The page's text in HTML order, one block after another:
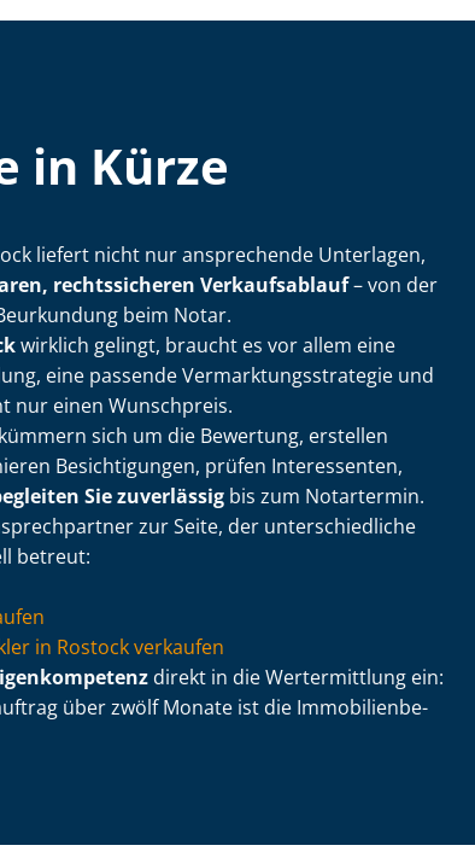
in Kürze
liefert nicht nur ansprechende Unterlagen,
rechtssicheren Verkaufsablauf– von der
beim Notar.
wirklich gelingt, braucht es vor allem eine
eine passende Ver­mark­tungs­stra­te­gie und
nur einen Wunschpreis.
sich um die Bewertung, erstellen
Besichtigungen, prüfen Interessenten,
Sie zuverlässig bis zum Notartermin.
zur Seite, der un­ter­schied­li­che
betreut:
in Rostock verkaufen
direkt in die Wertermittlung ein:
über zwölf Monate ist die Im­mo­bi­li­en­be­